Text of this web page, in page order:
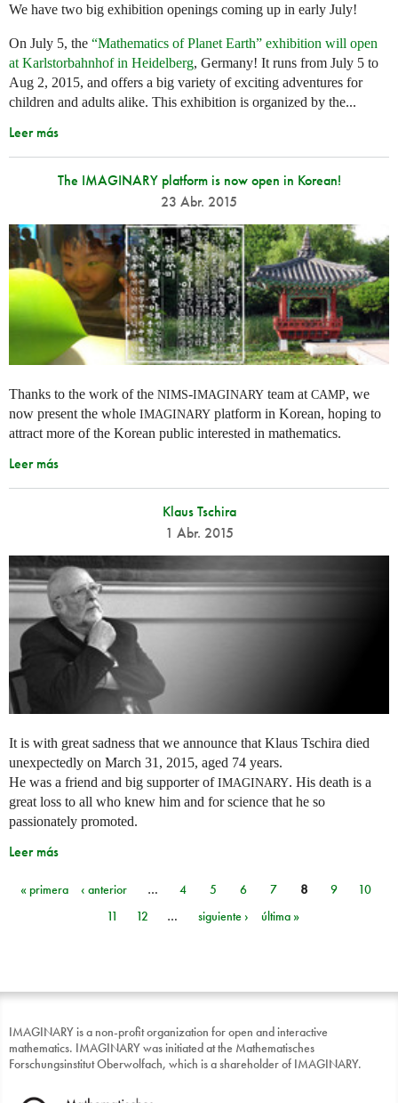
We have two big exhibition openings coming up in early July!
On July 5, the “Mathematics of Planet Earth” exhibition will open
at Karlstorbahnhof in Heidelberg, Germany! It runs from July 5 to
Aug 2, 2015, and offers a big variety of exciting adventures for
children and adults alike. This exhibition is organized by the...
Leer más
The IMAGINARY platform is now open in Korean!
23 Abr. 2015
Thanks to the work of the NIMS-IMAGINARY team at CAMP, we
now present the whole IMAGINARY platform in Korean, hoping to
attract more of the Korean public interested in mathematics.
Leer más
Klaus Tschira
1 Abr. 2015
It is with great sadness that we announce that Klaus Tschira died
unexpectedly on March 31, 2015, aged 74 years.
He was a friend and big supporter ofIMAGINARY. His death is a
great loss to all who knew him and for science that he so
passionately promoted.
Leer más
Páginas
« primera ‹ anterior … 4 5 6 7 8 9
10
11
12 … siguiente › última »
IMAGINARY is a non-profit organization for open and interactive
mathematics. IMAGINARY was initiated at the Mathematisches
Forschungsinstitut Oberwolfach, which is a shareholder of IMAGINARY.